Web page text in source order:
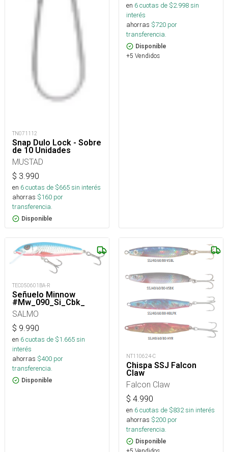
TN071112
Snap Dulo Lock - Sobre
de 10 Unidades
MUSTAD
$ 3.990
en 6cuotas de $665sin interés
ahorras $160 por
transferencia.
Disponible
en 6cuotas de $2.998sin
interés
ahorras $720 por
transferencia.
Disponible
+5 Vendidos
TEC050601BA-R
Señuelo Minnow
#Mw_090_Si_Cbk_
SALMO
$ 9.990
en 6cuotas de $1.665sin
interés
ahorras $400 por
transferencia.
Disponible
NT110624-C
Chispa SSJ Falcon
Claw
Falcon Claw
$ 4.990
en 6cuotas de $832sin interés
ahorras $200 por
transferencia.
Disponible